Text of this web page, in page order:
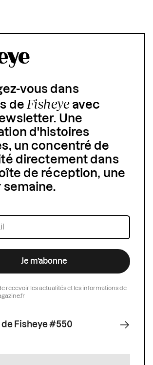
vous dans
deFisheyeavec
Une
d'histoires
un concentré de
directement dans
de réception, une
semaine.
Je m’abonne
de recevoir les actualités et les informations de
Fisheye #550